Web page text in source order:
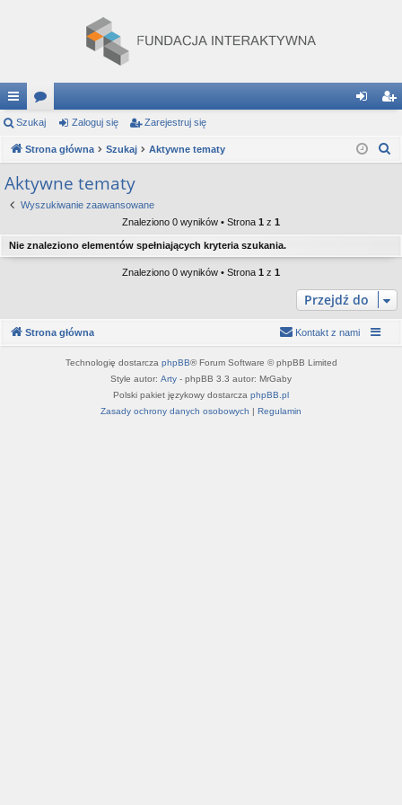
ię
ce
j
…
or
a og ej
si
Szukaj Zaloguj się Zarejestruj się
Strona główna Szukaj Aktywne tematy
Aktywne tematy
Wyszukiwanie zaawansowane
Znaleziono 0 wyników • Strona 1 z 1
Nie znaleziono elementów spełniających kryteria szukania.
Znaleziono 0 wyników • Strona 1 z 1
Przejdź do
Strona główna Kontakt z nami
Technologię dostarcza phpBB® Forum Software © phpBB Limited
Style autor: Arty - phpBB 3.3 autor: MrGaby
Polski pakiet językowy dostarcza phpBB.pl
Zasady ochrony danych osobowych | Regulamin